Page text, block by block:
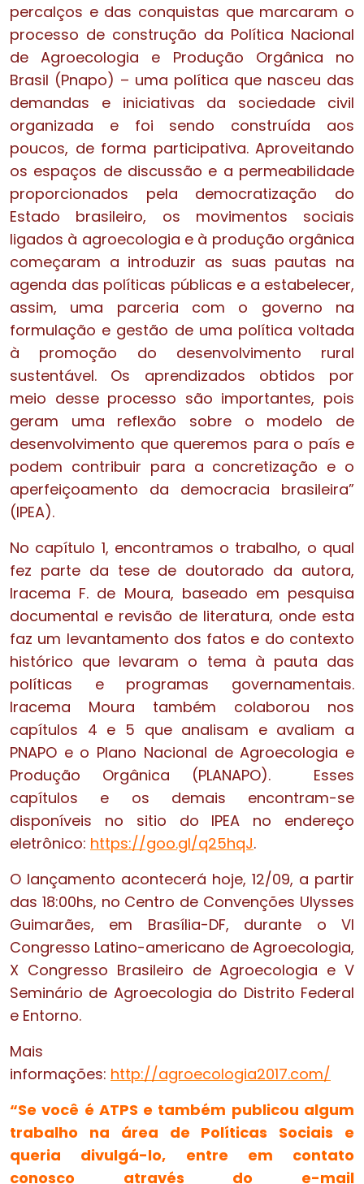
percalços e das conquistas que marcaram o
processo de construção da Política Nacional
de Agroecologia e Produção Orgânica no
Brasil (Pnapo) – uma política que nasceu das
demandas e iniciativas da sociedade civil
organizada e foi sendo construída aos
poucos, de forma participativa. Aproveitando
os espaços de discussão e a permeabilidade
proporcionados pela democratização do
Estado brasileiro, os movimentos sociais
ligados à agroecologia e à produção orgânica
começaram a introduzir as suas pautas na
agenda das políticas públicas e a estabelecer,
assim, uma parceria com o governo na
formulação e gestão de uma política voltada
à promoção do desenvolvimento rural
sustentável. Os aprendizados obtidos por
meio desse processo são importantes, pois
geram uma reflexão sobre o modelo de
desenvolvimento que queremos para o país e
podem contribuir para a concretização e o
aperfeiçoamento da democracia brasileira”
(IPEA).
No capítulo 1, encontramos o trabalho, o qual
fez parte da tese de doutorado da autora,
Iracema F. de Moura, baseado em pesquisa
documental e revisão de literatura, onde esta
faz um levantamento dos fatos e do contexto
histórico que levaram o tema à pauta das
políticas e programas governamentais.
Iracema Moura também colaborou nos
capítulos 4 e 5 que analisam e avaliam a
PNAPO e o Plano Nacional de Agroecologia e
Produção Orgânica (PLANAPO). Esses
capítulos e os demais encontram-se
disponíveis no sitio do IPEA no endereço
eletrônico: https://goo.gl/q25hqJ.
O lançamento acontecerá hoje, 12/09, a partir
das 18:00hs, no Centro de Convenções Ulysses
Guimarães, em Brasília-DF, durante o VI
Congresso Latino-americano de Agroecologia,
X Congresso Brasileiro de Agroecologia e V
Seminário de Agroecologia do Distrito Federal
e Entorno.
Mais
informações: http://agroecologia2017.com/
“Se você é ATPS e também publicou algum
trabalho na área de Políticas Sociais e
queria divulgá-lo, entre em contato
conosco através do e-mail